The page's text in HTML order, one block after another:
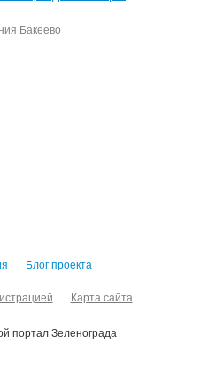
Бакеево
Блог проекта
Карта сайта
портал Зеленограда